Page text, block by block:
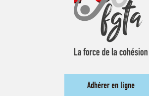
Adhérer en ligne